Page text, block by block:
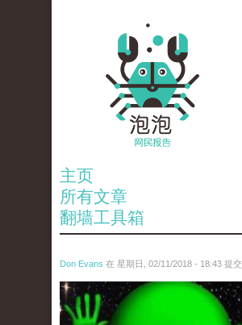
主页
所有文章
翻墙工具箱
Don Evans 在 星期日, 02/11/2018 - 18:43 提交
wechatimg1429.jpeg